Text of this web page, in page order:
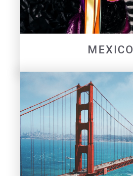
MEXICO